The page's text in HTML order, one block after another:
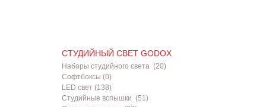
СТУДИЙНЫЙ СВЕТ GODOX
Наборы студийного света (20)
Софтбоксы (0)
LED свет (138)
Студийные вспышки (51)